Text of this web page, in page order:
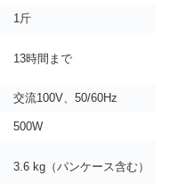
1斤
13時間まで
交流100V、50/60Hz
500W
3.6 kg（パンケース含む）